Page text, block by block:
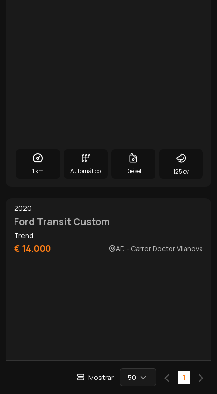
1 km Automático Diésel 125 cv
2020
Ford Transit Custom
Trend
€ 14.000 AD - Carrer Doctor Vilanova
Mostrar Previous
1